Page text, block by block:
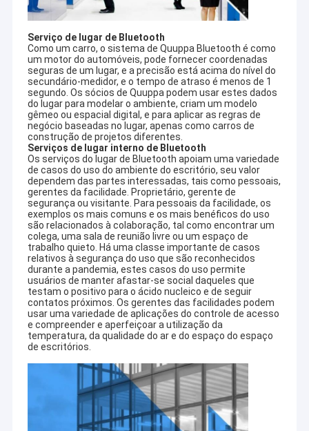
Serviço de lugar de Bluetooth
Como um carro, o sistema de Quuppa Bluetooth é como
um motor do automóveis, pode fornecer coordenadas
seguras de um lugar, e a precisão está acima do nível do
secundário-medidor, e o tempo de atraso é menos de 1
segundo. Os sócios de Quuppa podem usar estes dados
do lugar para modelar o ambiente, criam um modelo
gêmeo ou espacial digital, e para aplicar as regras de
negócio baseadas no lugar, apenas como carros de
construção de projetos diferentes.
Serviços de lugar interno de Bluetooth
Os serviços do lugar de Bluetooth apoiam uma variedade
de casos do uso do ambiente do escritório, seu valor
dependem das partes interessadas, tais como pessoais,
gerentes da facilidade. Proprietário, gerente de
segurança ou visitante. Para pessoais da facilidade, os
exemplos os mais comuns e os mais benéficos do uso
são relacionados à colaboração, tal como encontrar um
colega, uma sala de reunião livre ou um espaço de
trabalho quieto. Há uma classe importante de casos
relativos à segurança do uso que são reconhecidos
durante a pandemia, estes casos do uso permite
usuários de manter afastar-se social daqueles que
testam o positivo para o ácido nucleico e de seguir
contatos próximos. Os gerentes das facilidades podem
usar uma variedade de aplicações do controle de acesso
e compreender e aperfeiçoar a utilização da
temperatura, da qualidade do ar e do espaço do espaço
de escritórios.